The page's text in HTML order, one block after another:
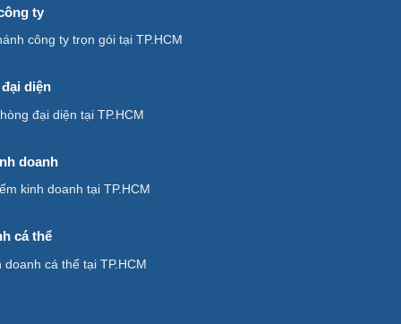
ty
công ty trọn gói tại TP.HCM
diện
đại diện tại TP.HCM
doanh
kinh doanh tại TP.HCM
cá thể
cá thể tại TP.HCM